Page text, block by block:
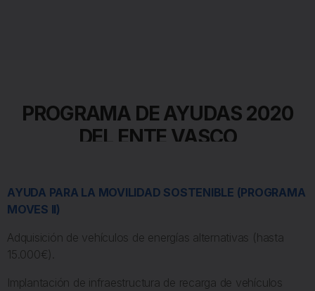
PROGRAMA DE AYUDAS 2020
DEL ENTE VASCO
AYUDA PARA LA MOVILIDAD SOSTENIBLE (PROGRAMA
MOVES II)
Adquisición de vehículos de energías alternativas (hasta
15.000€).
Implantación de infraestructura de recarga de vehículos